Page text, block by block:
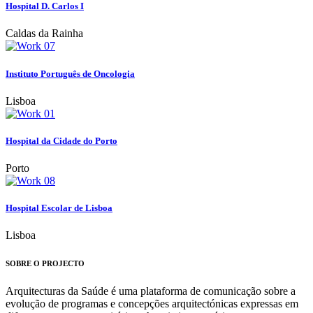
Hospital D. Carlos I
Caldas da Rainha
Instituto Português de Oncologia
Lisboa
Hospital da Cidade do Porto
Porto
Hospital Escolar de Lisboa
Lisboa
SOBRE O PROJECTO
Arquitecturas da Saúde é uma plataforma de comunicação sobre a
evolução de programas e concepções arquitectónicas expressas em